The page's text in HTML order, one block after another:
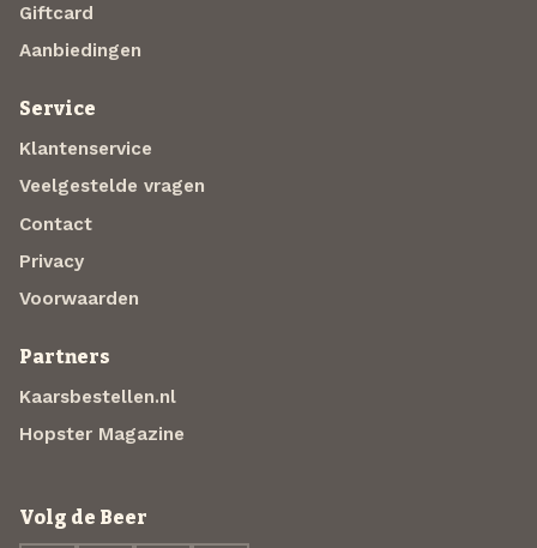
Giftcard
Aanbiedingen
Service
Klantenservice
Veelgestelde vragen
Contact
Privacy
Voorwaarden
Partners
Kaarsbestellen.nl
Hopster Magazine
Volg de Beer